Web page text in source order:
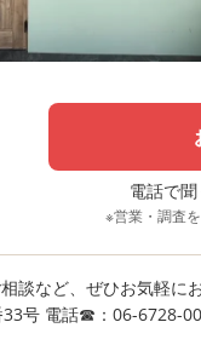
電話で
※営業・調査
談など、ぜひお気軽に
33号 電話☎：06-6728-